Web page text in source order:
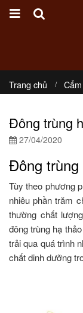
Trang chủ
Đông trùng
27/04/2020
Đông
Tùy theo phương
nhiêu phần trăm
thường chất
đông trùng hạ
trải qua quá trình
chất dinh dưỡng